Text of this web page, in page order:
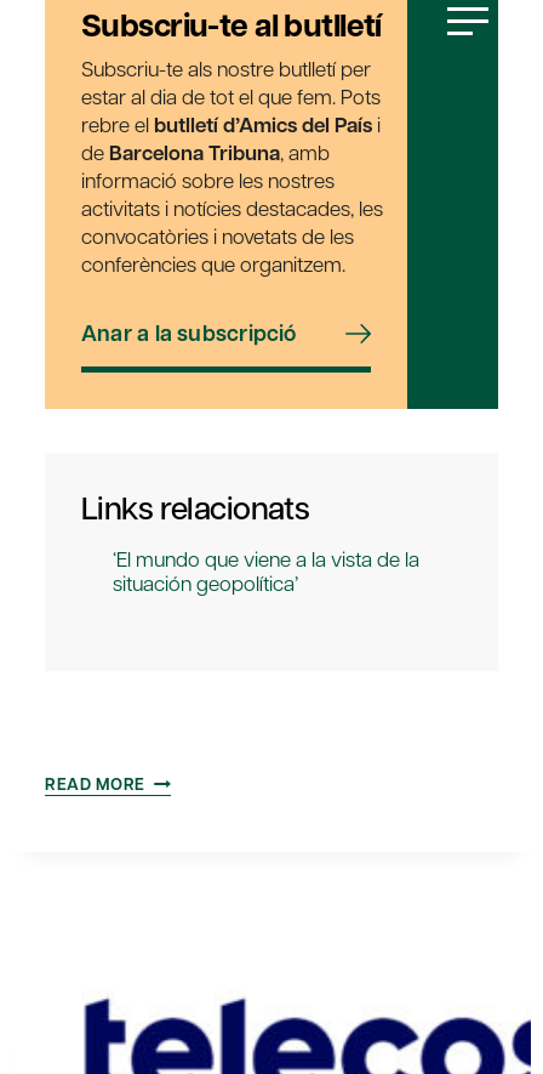
Subscriu-te al butlletí
Subscriu-te als nostre butlletí per
estar al dia de tot el que fem. Pots
rebre el butlletí d’Amics del País i
de Barcelona Tribuna, amb
informació sobre les nostres
activitats i notícies destacades, les
convocatòries i novetats de les
conferències que organitzem.
Anar a la subscripció
Links relacionats
‘El mundo que viene a la vista de la
situación geopolítica’
READ MORE ‘EL
FINANCIACIÓN
DE
LA